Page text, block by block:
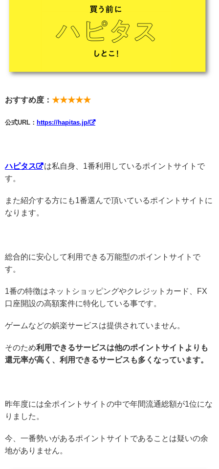
おすすめ度： ★★★★★
公式URL： https://hapitas.jp/
ハピタス
は私自身、1番利用しているポイントサイトで
す。
また紹介する方にも1番選んで頂いているポイントサイトに
なります。
総合的に安心して利用できる万能型のポイントサイトで
す。
1番の特徴はネットショッピングやクレジットカード、FX
口座開設の高額案件に特化している事です。
ゲームなどの娯楽サービスは提供されていません。
そのため利用できるサービスは他のポイントサイトよりも
還元率が高く、利用できるサービスも多くなっています。
昨年度には全ポイントサイトの中で年間流通総額が1位にな
りました。
今、一番勢いがあるポイントサイトであることは疑いの余
地がありません。